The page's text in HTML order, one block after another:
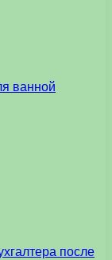
ванной
после